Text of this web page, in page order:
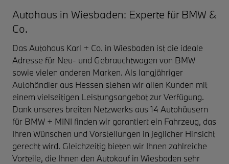
Autohaus in Wiesbaden: Experte für BMW &
Co.
Das Autohaus Karl + Co. in Wiesbaden ist die ideale
Adresse für Neu- und Gebrauchtwagen von BMW
sowie vielen anderen Marken. Als langjähriger
Autohändler aus Hessen stehen wir allen Kunden mit
einem vielseitigen Leistungsangebot zur Verfügung.
Dank unseres breiten Netzwerks aus 14 Autohäusern
für BMW + MINI finden wir garantiert ein Fahrzeug, das
Ihren Wünschen und Vorstellungen in jeglicher Hinsicht
gerecht wird. Gleichzeitig bieten wir Ihnen zahlreiche
Vorteile, die Ihnen den Autokauf in Wiesbaden sehr